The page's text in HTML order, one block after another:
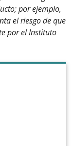
por ejemplo,
el riesgo de que
por el Instituto